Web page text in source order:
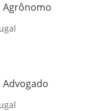
Agrônomo